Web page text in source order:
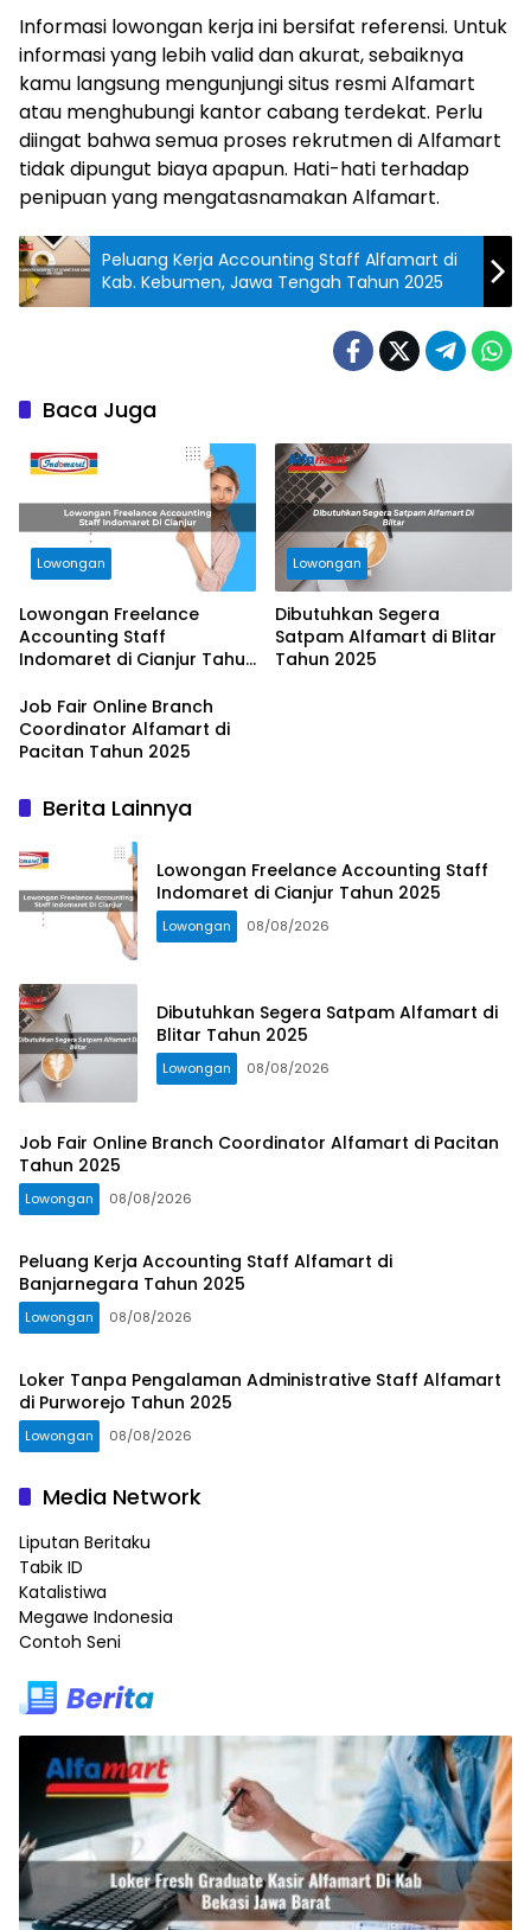
Informasi lowongan kerja ini bersifat referensi. Untuk
informasi yang lebih valid dan akurat, sebaiknya
kamu langsung mengunjungi situs resmi Alfamart
atau menghubungi kantor cabang terdekat. Perlu
diingat bahwa semua proses rekrutmen di Alfamart
tidak dipungut biaya apapun. Hati-hati terhadap
penipuan yang mengatasnamakan Alfamart.
Peluang Kerja Accounting Staff Alfamart di
Kab. Kebumen, Jawa Tengah Tahun 2025
Baca Juga
Lowongan
Lowongan Freelance
Accounting Staff
Indomaret di Cianjur Tahun
Lowongan
Dibutuhkan Segera
Satpam Alfamart di Blitar
Tahun 2025
Job Fair Online Branch
Coordinator Alfamart di
Pacitan Tahun 2025
Berita Lainnya
Lowongan Freelance Accounting Staff
Indomaret di Cianjur Tahun 2025
Lowongan 08/08/2026
Dibutuhkan Segera Satpam Alfamart di
Blitar Tahun 2025
Lowongan 08/08/2026
Job Fair Online Branch Coordinator Alfamart di Pacitan
Tahun 2025
Lowongan 08/08/2026
Peluang Kerja Accounting Staff Alfamart di
Banjarnegara Tahun 2025
Lowongan 08/08/2026
Loker Tanpa Pengalaman Administrative Staff Alfamart
di Purworejo Tahun 2025
Lowongan 08/08/2026
Media Network
Liputan Beritaku
Tabik ID
Katalistiwa
Megawe Indonesia
Contoh Seni